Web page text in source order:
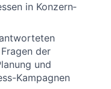
in Konzern­
der
und
Kampagnen